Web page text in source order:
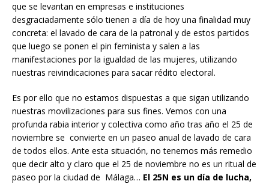
que se levantan en empresas e instituciones
desgraciadamente sólo tienen a día de hoy una finalidad muy
concreta: el lavado de cara de la patronal y de estos partidos
que luego se ponen el pin feminista y salen a las
manifestaciones por la igualdad de las mujeres, utilizando
nuestras reivindicaciones para sacar rédito electoral.
Es por ello que no estamos dispuestas a que sigan utilizando
nuestras movilizaciones para sus fines. Vemos con una
profunda rabia interior y colectiva como año tras año el 25 de
noviembre se convierte en un paseo anual de lavado de cara
de todos ellos. Ante esta situación, no tenemos más remedio
que decir alto y claro que el 25 de noviembre no es un ritual de
paseo por la ciudad de Málaga… El 25N es un día de lucha,